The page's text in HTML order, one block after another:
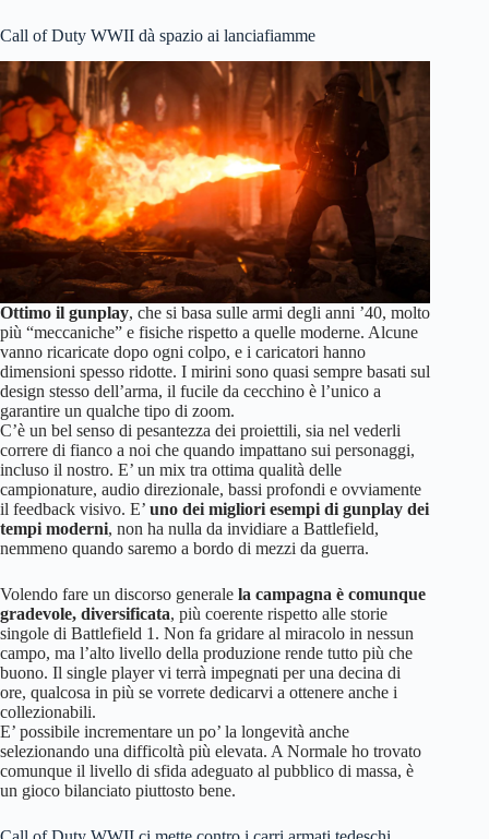
Call of Duty WWII dà spazio ai lanciafiamme
Ottimo il gunplay, che si basa sulle armi degli anni ’40, molto
più “meccaniche” e fisiche rispetto a quelle moderne. Alcune
vanno ricaricate dopo ogni colpo, e i caricatori hanno
dimensioni spesso ridotte. I mirini sono quasi sempre basati sul
design stesso dell’arma, il fucile da cecchino è l’unico a
garantire un qualche tipo di zoom.
C’è un bel senso di pesantezza dei proiettili, sia nel vederli
correre di fianco a noi che quando impattano sui personaggi,
incluso il nostro. E’ un mix tra ottima qualità delle
campionature, audio direzionale, bassi profondi e ovviamente
il feedback visivo. E’ uno dei migliori esempi di gunplay dei
tempi moderni, non ha nulla da invidiare a Battlefield,
nemmeno quando saremo a bordo di mezzi da guerra.
Volendo fare un discorso generale la campagna è comunque
gradevole, diversificata, più coerente rispetto alle storie
singole di Battlefield 1. Non fa gridare al miracolo in nessun
campo, ma l’alto livello della produzione rende tutto più che
buono. Il single player vi terrà impegnati per una decina di
ore, qualcosa in più se vorrete dedicarvi a ottenere anche i
collezionabili.
E’ possibile incrementare un po’ la longevità anche
selezionando una difficoltà più elevata. A Normale ho trovato
comunque il livello di sfida adeguato al pubblico di massa, è
un gioco bilanciato piuttosto bene.